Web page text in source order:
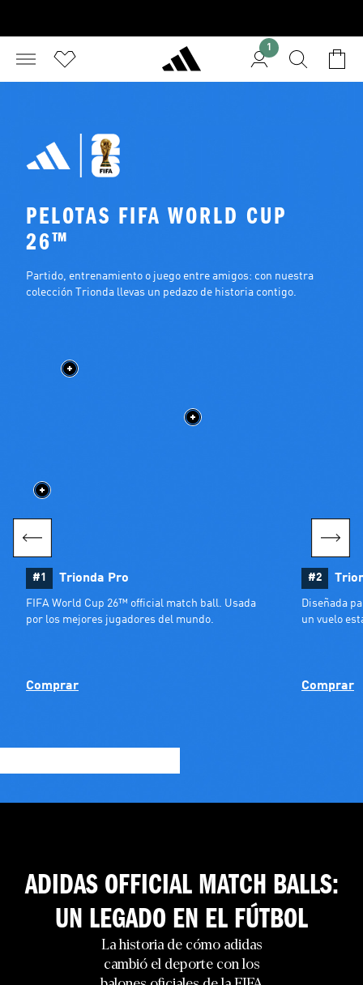
1
PELOTAS FIFA WORLD CUP
26™
Partido, entrenamiento o juego entre amigos: con nuestra
colección Trionda llevas un pedazo de historia contigo.
#1 Trionda Pro
FIFA World Cup 26™ official match ball. Usada
por los mejores jugadores del mundo.
Comprar
#2
Diseñada
un vuelo
Comprar
ADIDAS OFFICIAL MATCH BALLS:
UN LEGADO EN EL FÚTBOL
La historia de cómo adidas
cambió el deporte con los